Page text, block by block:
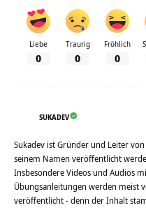
Liebe
0
Traurig
0
Fröhlich
0
SUKADEV
Sukadev ist Gründer und Leiter
seinem Namen veröffentlicht
Insbesondere Videos und Audios
Übungsanleitungen werden meist
veröffentlicht - denn der Inhalt